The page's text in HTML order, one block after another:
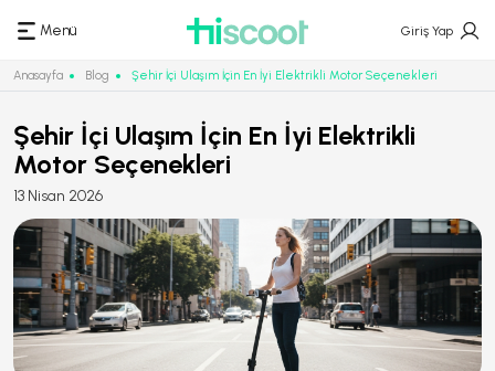
Menü Giriş Yap
Anasayfa Blog Şehir İçi Ulaşım İçin En İyi Elektrikli Motor Seçenekleri
Şehir İçi Ulaşım İçin En İyi Elektrikli
Motor Seçenekleri
13 Nisan 2026